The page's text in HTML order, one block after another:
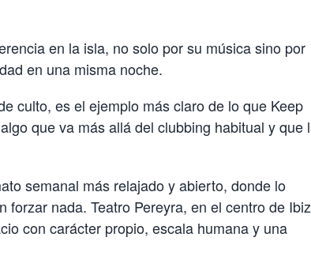
en la isla, no solo por su música sino por
en una misma noche.
culto, es el ejemplo más claro de lo que Keep
que va más allá del clubbing habitual y que
semanal más relajado y abierto, donde lo
nada. Teatro Pereyra, en el centro de
con carácter propio, escala humana y una